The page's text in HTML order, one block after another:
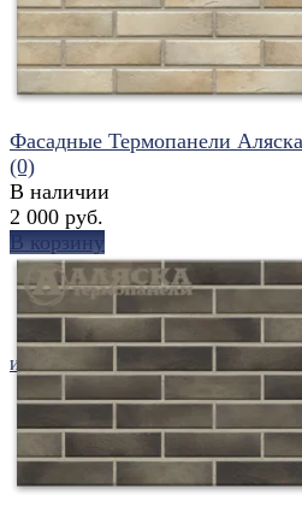
избранное
Фасадные Термопанели
(0)
В наличии
2 000 руб.
В корзину